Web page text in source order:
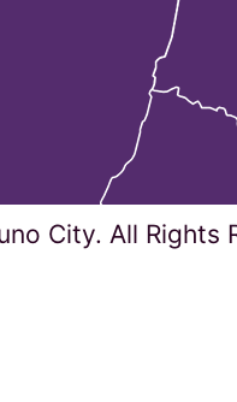
City. All Rights